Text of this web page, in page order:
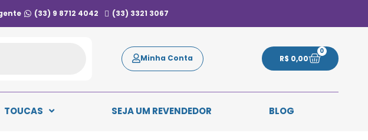
(33) 9 8712 4042 (33) 3321 3067
Minha Conta R$ 0,00
0
TOUCAS SEJA UM REVENDEDOR BLOG